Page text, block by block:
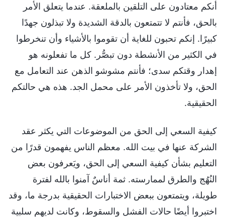
أنكم معتادون على التلقين بالملعقة. عندما يتعلق الأمر
بالحق، فأنتم لا تتمتعون بالدقة الشديدة ولا تبذلون جهدًا
كبيرًا. إنكم تحبون للغاية أن تقوموا بالأشياء وأن تنخرطوا
في الكثير من الأنشطة دون تبصُّر. كل ما تفعلونه هو
إهدار وقتكم سدى؛ فأنتم مشوشو الذهن عند التعامل مع
الحق، ولا تأخذون الأمر على محمل الجد. هذه هي حالتكم
الحقيقية.
كيفية السعي إلى الحق من الموضوعات التي يكثر عقد
الشركة عنها في بيت الله. معظم الناس يفهمون قدرًا من
التعليم بشأن كيفية السعي إلى الحق، ويَعرفون بعض
النُهُج والطرق لممارسته. ثمة أناسٌ آمنوا بالله لفترة
طويلة، ويتمتعون ببعض الاختبارات الحقيقية بدرجة ما، وقد
اختبروا أيضًا حالات الفشل والسقوط، وكانت لديهم سلبية